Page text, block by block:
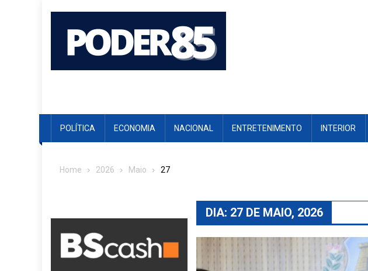
POLÍTICA ECONOMIA NACIONAL ENTRETENIMENTO INTERIOR
Home 2026 Maio 27
DIA: 27 DE MAIO, 2026